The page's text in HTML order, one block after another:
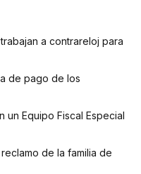
a contrareloj para
de pago de los
un Equipo Fiscal Especial
de la familia de